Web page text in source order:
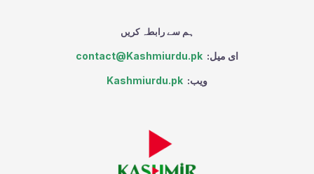
ہم سے رابطہ کریں
ای میل: contact@Kashmiurdu.pk
ویب: Kashmiurdu.pk